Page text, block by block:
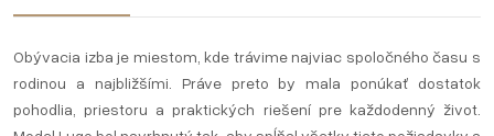
Obývacia izba je miestom, kde trávime najviac spoločného času s
rodinou a najbližšími. Práve preto by mala ponúkať dostatok
pohodlia, priestoru a praktických riešení pre každodenný život.